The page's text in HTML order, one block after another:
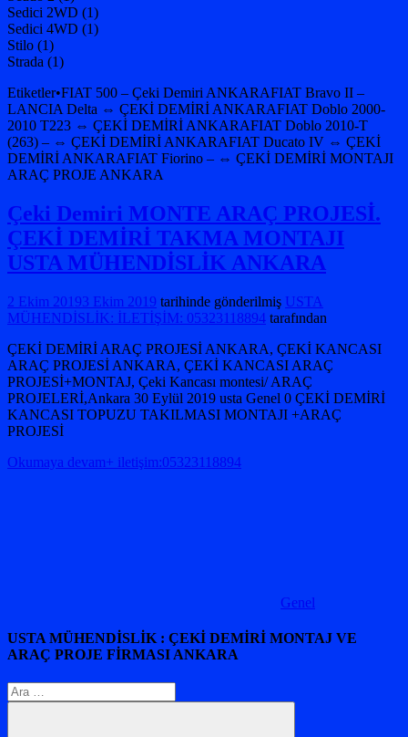
Sedici 2WD (1)
Sedici 4WD (1)
Stilo (1)
Strada (1)
Etiketler•FIAT 500 – Çeki Demiri ANKARAFIAT Bravo II –
LANCIA Delta ⇔ ÇEKİ DEMİRİ ANKARAFIAT Doblo 2000-
2010 T223 ⇔ ÇEKİ DEMİRİ ANKARAFIAT Doblo 2010-T
(263) – ⇔ ÇEKİ DEMİRİ ANKARAFIAT Ducato IV ⇔ ÇEKİ
DEMİRİ ANKARAFIAT Fiorino – ⇔ ÇEKİ DEMİRİ MONTAJI
ARAÇ PROJE ANKARA
Çeki Demiri MONTE ARAÇ PROJESİ.
ÇEKİ DEMİRİ TAKMA MONTAJI
USTA MÜHENDİSLİK ANKARA
2 Ekim 20193 Ekim 2019 tarihinde gönderilmiş USTA
MÜHENDİSLİK: İLETİŞİM: 05323118894 tarafından
ÇEKİ DEMİRİ ARAÇ PROJESİ ANKARA, ÇEKİ KANCASI
ARAÇ PROJESİ ANKARA, ÇEKİ KANCASI ARAÇ
PROJESİ+MONTAJ, Çeki Kancası montesi/ ARAÇ
PROJELERİ,Ankara 30 Eylül 2019 usta Genel 0 ÇEKİ DEMİRİ
KANCASI TOPUZU TAKILMASI MONTAJI +ARAÇ
PROJESİ
Okumaya devam+ iletişim:05323118894
Genel
USTA MÜHENDİSLİK : ÇEKİ DEMİRİ MONTAJ VE
ARAÇ PROJE FİRMASI ANKARA
Arama: